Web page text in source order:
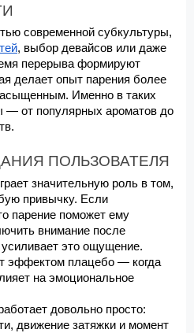
современной субкультуры,
, выбор девайсов или даже
перерыва формируют
делает опыт парения более
Именно в таких
— от популярных ароматов до
ПОЛЬЗОВАТЕЛЯ
значительную роль в том,
привычку. Если
парение поможет ему
внимание после
это ощущение.
эффектом плацебо — когда
на эмоциональное
довольно просто:
движение затяжки и момент